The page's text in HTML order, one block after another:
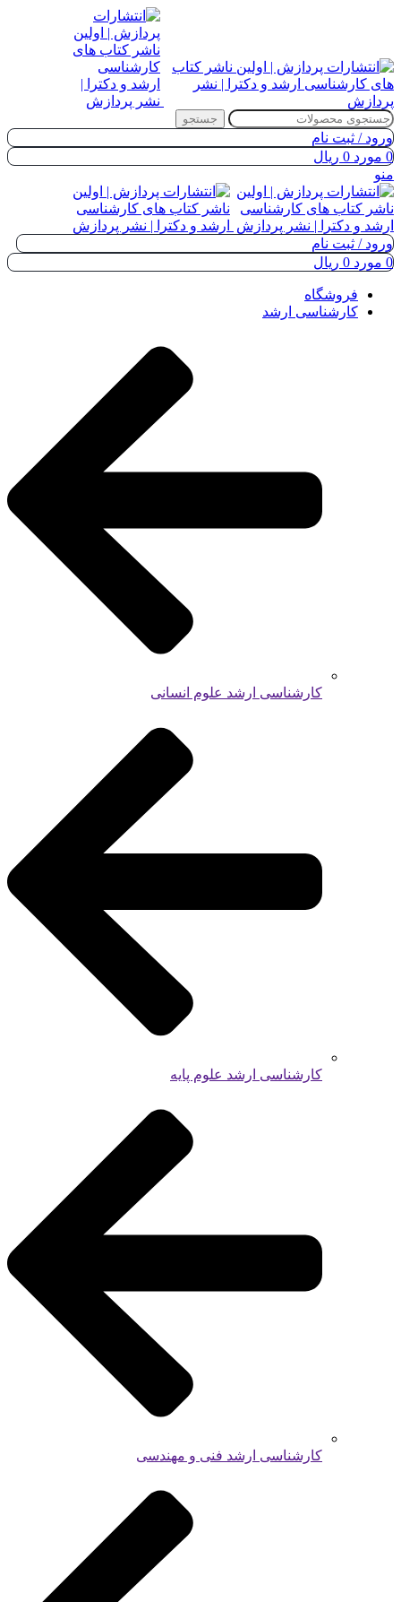
جستجو
ورود / ثبت نام
0 مورد 0 ریال
منو
ورود / ثبت نام
0 مورد 0 ریال
فروشگاه
کارشناسی ارشد
کارشناسی ارشد علوم انسانی
کارشناسی ارشد علوم پایه
کارشناسی ارشد فنی و مهندسی